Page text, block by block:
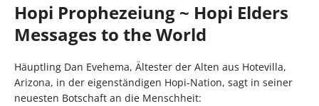
Hopi Prophezeiung ~ Hopi Elders
Messages to the World
Häuptling Dan Evehema, Ältester der Alten aus Hotevilla,
Arizona, in der eigenständigen Hopi-Nation, sagt in seiner
neuesten Botschaft an die Menschheit: